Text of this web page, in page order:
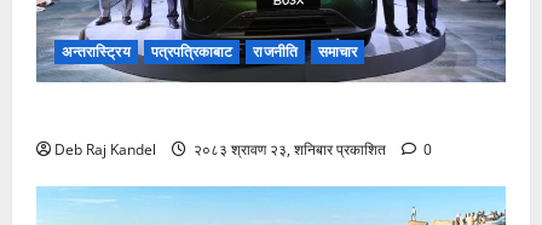
अन्तरास्ट्रिय पत्रपत्रिकाबाट राजनीति समाचार
Deb Raj Kandel २०८३ श्रावण २३, शनिबार प्रकाशित 0